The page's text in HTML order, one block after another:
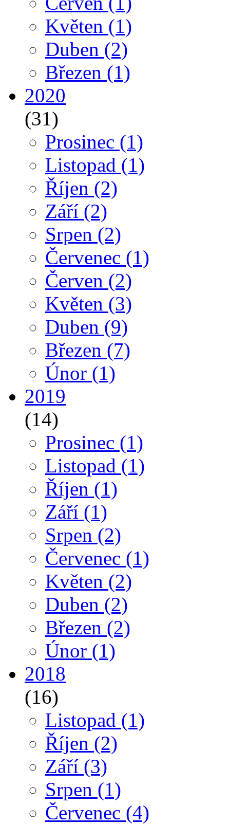
Květen (1)
Duben (2)
Březen (1)
2020
(31)
Prosinec (1)
Listopad (1)
Říjen (2)
Září (2)
Srpen (2)
Červenec (1)
Červen (2)
Květen (3)
Duben (9)
Březen (7)
Únor (1)
2019
(14)
Prosinec (1)
Listopad (1)
Říjen (1)
Září (1)
Srpen (2)
Červenec (1)
Květen (2)
Duben (2)
Březen (2)
Únor (1)
2018
(16)
Listopad (1)
Říjen (2)
Září (3)
Srpen (1)
Červenec (4)